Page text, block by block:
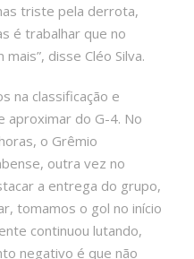
triste pela derrota,
é trabalhar que no
disse Cléo Silva.
na classificação e
aproximar do G-4. No
o Grêmio
outra vez no
a entrega do grupo,
tomamos o gol no início
continuou lutando,
negativo é que não